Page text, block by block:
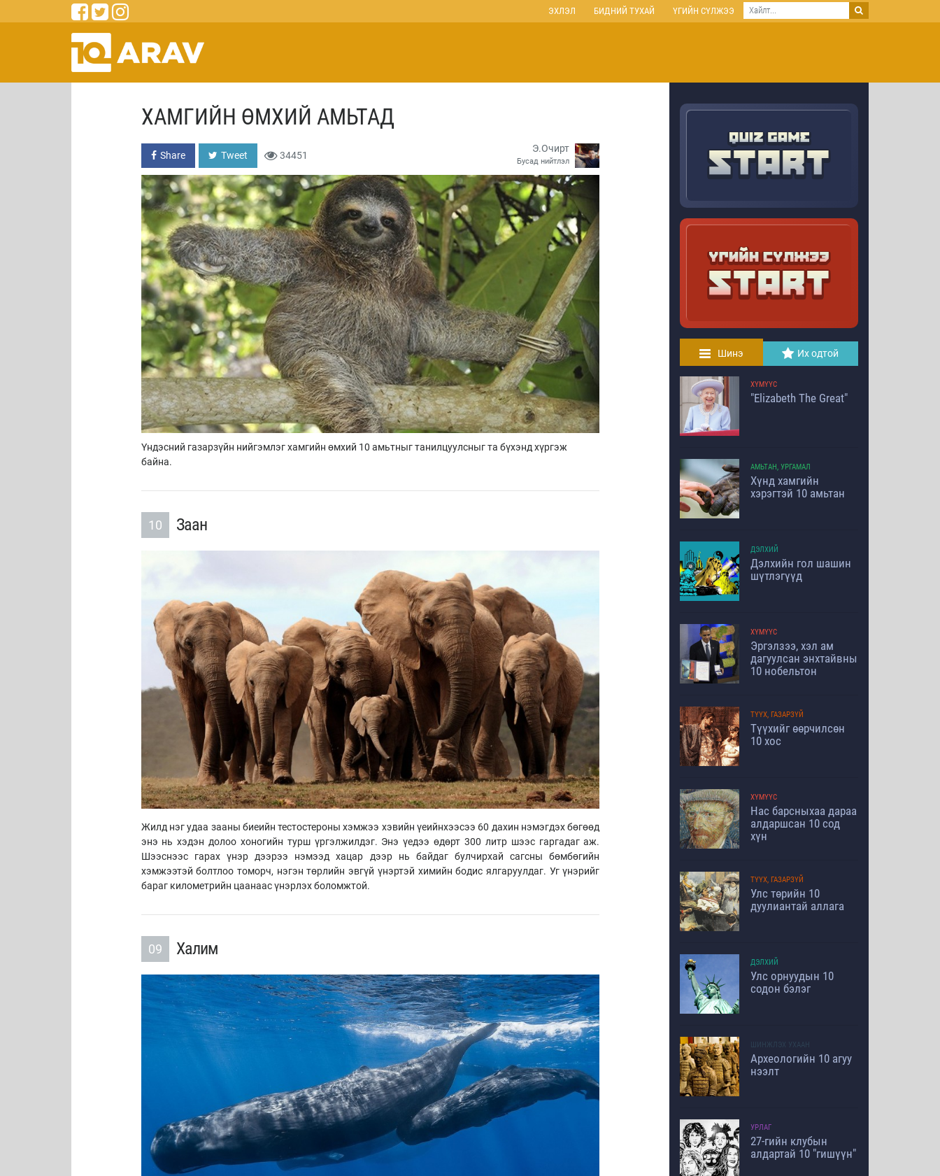
ЭХЛЭЛ БИДНИЙ ТУХАЙ ҮГИЙН СҮЛЖЭЭ
ХАМГИЙН ӨМХИЙ АМЬТАД
Share Tweet 34451
Э.Очирт
Бусад нийтлэл
Үндэсний газарзүйн нийгэмлэг хамгийн өмхий 10 амьтныг танилцуулсныг та бүхэнд хүргэж
байна.
10 Заан
Жилд нэг удаа зааны биеийн тестостероны хэмжээ хэвийн үеийнхээсээ 60 дахин нэмэгдэх бөгөөд
энэ нь хэдэн долоо хоногийн турш үргэлжилдэг. Энэ үедээ өдөрт 300 литр шээс гаргадаг аж.
Шээснээс гарах үнэр дээрээ нэмээд хацар дээр нь байдаг булчирхай сагсны бөмбөгийн
хэмжээтэй болтлоо томорч, нэгэн төрлийн эвгүй үнэртэй химийн бодис ялгаруулдаг. Уг үнэрийг
бараг километрийн цаанаас үнэрлэх боломжтой.
09 Халим
Шинэ Их одтой
ХҮМҮҮС
"Elizabeth The Great"
АМЬТАН, УРГАМАЛ
Хүнд хамгийн
хэрэгтэй 10 амьтан
ДЭЛХИЙ
Дэлхийн гол шашин
шүтлэгүүд
ХҮМҮҮС
Эргэлзээ, хэл ам
дагуулсан энхтайвны
10 нобельтон
ТҮҮХ, ГАЗАРЗҮЙ
Түүхийг өөрчилсөн
10 хос
ХҮМҮҮС
Нас барсныхаа дараа
алдаршсан 10 сод
хүн
ТҮҮХ, ГАЗАРЗҮЙ
Улс төрийн 10
дуулиантай аллага
ДЭЛХИЙ
Улс орнуудын 10
содон бэлэг
ШИНЖЛЭХ УХААН
Археологийн 10 агуу
нээлт
УРЛАГ
27-гийн клубын
алдартай 10 "гишүүн"